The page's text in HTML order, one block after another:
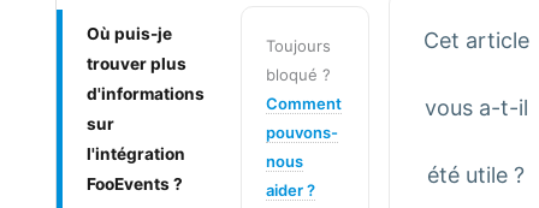
Où puis-je
trouver plus
d'informations
sur
l'intégration
FooEvents ?
Toujours
bloqué ?
Comment
pouvons-
nous
aider ?
Cet article
vous a-t-il
été utile ?